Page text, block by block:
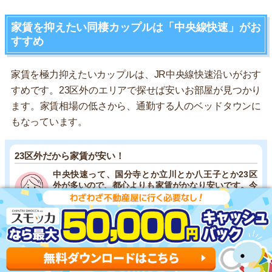
家賃を抑えたい同棲カップルは「中央線快速」がお
すすめ
家賃を極力抑えたいカップルは、JR中央線快速沿いがおす
すめです。23区外のエリアで探せば安いお部屋が見つかり
ます。家賃相場の低さから、通勤する人のベッドタウンに
もなっています。
23区外だから家賃が安い！
中央快速って、国分寺とか立川とか八王子とか23区
外が多いので、都心よりも家賃がかなり安いです。今
住んでいる家は、2LDKで家賃10万円ほどです。(女
性/20代後半)
通勤時間はかかるけど穴場だと思っています
通勤時間はかかるけど、新宿や御茶ノ水、東京勤務だ